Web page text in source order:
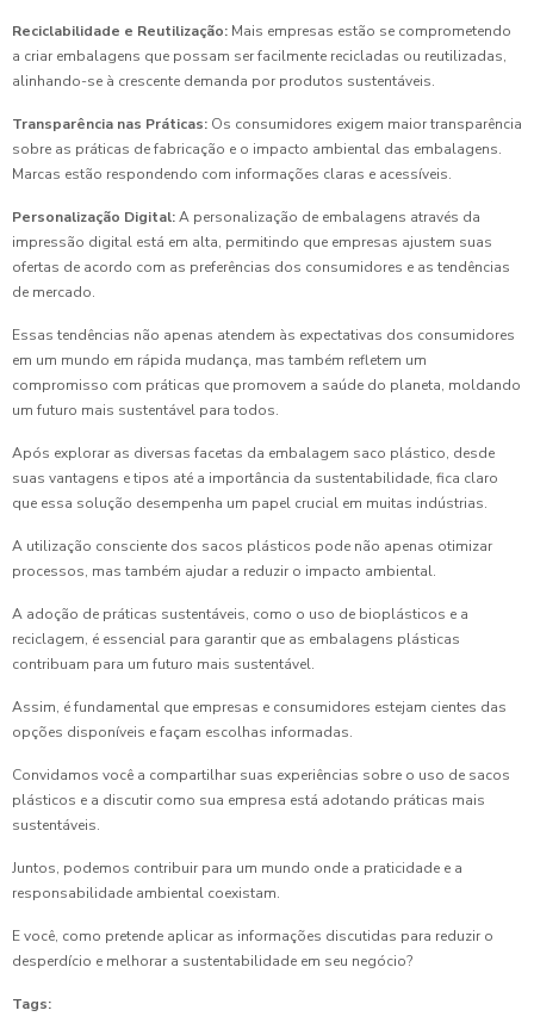
Reciclabilidade e Reutilização: Mais empresas estão se comprometendo
a criar embalagens que possam ser facilmente recicladas ou reutilizadas,
alinhando-se à crescente demanda por produtos sustentáveis.
Transparência nas Práticas: Os consumidores exigem maior transparência
sobre as práticas de fabricação e o impacto ambiental das embalagens.
Marcas estão respondendo com informações claras e acessíveis.
Personalização Digital:A personalização de embalagens através da
impressão digital está em alta, permitindo que empresas ajustem suas
ofertas de acordo com as preferências dos consumidores e as tendências
de mercado.
Essas tendências não apenas atendem às expectativas dos consumidores
em um mundo em rápida mudança, mas também refletem um
compromisso com práticas que promovem a saúde do planeta, moldando
um futuro mais sustentável para todos.
Após explorar as diversas facetas da embalagem saco plástico, desde
suas vantagens e tipos até a importância da sustentabilidade, fica claro
que essa solução desempenha um papel crucial em muitas indústrias.
A utilização consciente dos sacos plásticos pode não apenas otimizar
processos, mas também ajudar a reduzir o impacto ambiental.
A adoção de práticas sustentáveis, como o uso de bioplásticos e a
reciclagem, é essencial para garantir que as embalagens plásticas
contribuam para um futuro mais sustentável.
Assim, é fundamental que empresas e consumidores estejam cientes das
opções disponíveis e façam escolhas informadas.
Convidamos você a compartilhar suas experiências sobre o uso de sacos
plásticos e a discutir como sua empresa está adotando práticas mais
sustentáveis.
Juntos, podemos contribuir para um mundo onde a praticidade e a
responsabilidade ambiental coexistam.
E você, como pretende aplicar as informações discutidas para reduzir o
desperdício e melhorar a sustentabilidade em seu negócio?
Tags: